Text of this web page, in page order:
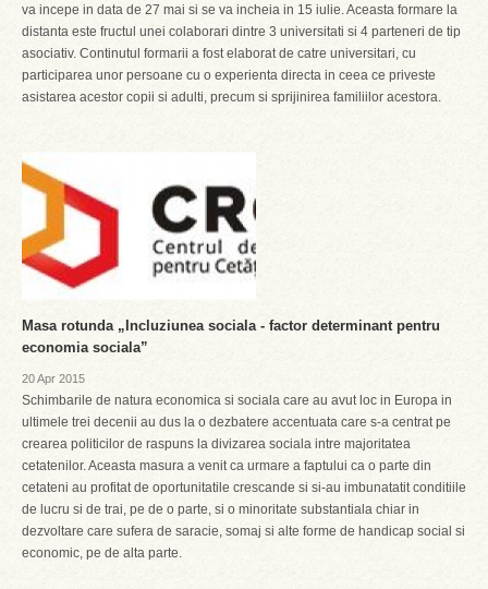
va incepe in data de 27 mai si se va incheia in 15 iulie. Aceasta formare la
distanta este fructul unei colaborari dintre 3 universitati si 4 parteneri de tip
asociativ. Continutul formarii a fost elaborat de catre universitari, cu
participarea unor persoane cu o experienta directa in ceea ce priveste
asistarea acestor copii si adulti, precum si sprijinirea familiilor acestora.
Masa rotunda „Incluziunea sociala - factor determinant pentru
economia sociala”
20 Apr 2015
Schimbarile de natura economica si sociala care au avut loc in Europa in
ultimele trei decenii au dus la o dezbatere accentuata care s-a centrat pe
crearea politicilor de raspuns la divizarea sociala intre majoritatea
cetatenilor. Aceasta masura a venit ca urmare a faptului ca o parte din
cetateni au profitat de oportunitatile crescande si si-au imbunatatit conditiile
de lucru si de trai, pe de o parte, si o minoritate substantiala chiar in
dezvoltare care sufera de saracie, somaj si alte forme de handicap social si
economic, pe de alta parte.